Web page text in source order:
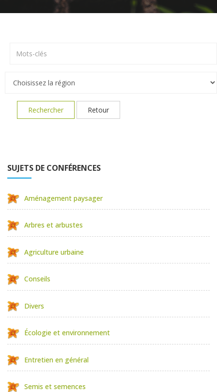
Rechercher Retour
SUJETS DE CONFÉRENCES
Aménagement paysager
Arbres et arbustes
Agriculture urbaine
Conseils
Divers
Écologie et environnement
Entretien en général
Semis et semences